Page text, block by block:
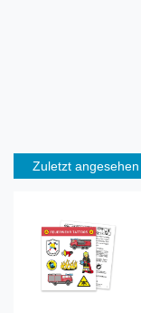
Zuletzt angesehen